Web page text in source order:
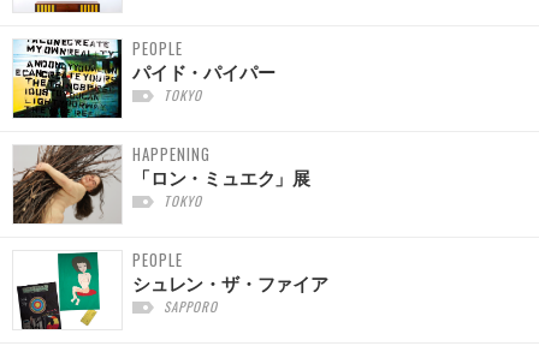
PEOPLE
パイド・パイパー
TOKYO
HAPPENING
「ロン・ミュエク」展
TOKYO
PEOPLE
シュレン・ザ・ファイア
SAPPORO